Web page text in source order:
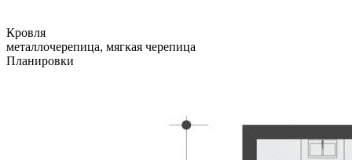
Кровля
металлочерепица, мягкая черепица
Планировки